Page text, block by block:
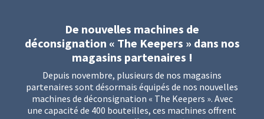
De nouvelles machines de
déconsignation « The Keepers » dans nos
magasins partenaires !
Depuis novembre, plusieurs de nos magasins
partenaires sont désormais équipés de nos nouvelles
machines de déconsignation « The Keepers ». Avec
une capacité de 400 bouteilles, ces machines offrent